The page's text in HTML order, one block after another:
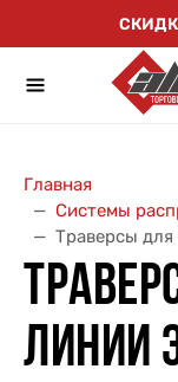
Главная
Системы
Траверсы
ЛИНИИ